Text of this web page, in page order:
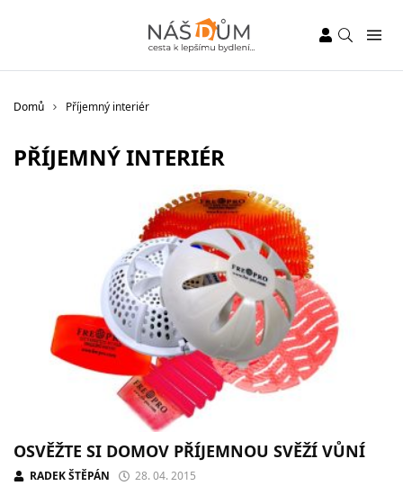
Domů Příjemný interiér
PŘÍJEMNÝ INTERIÉR
OSVĚŽTE SI DOMOV PŘÍJEMNOU SVĚŽÍ VŮNÍ
RADEK ŠTĚPÁN 28. 04. 2015